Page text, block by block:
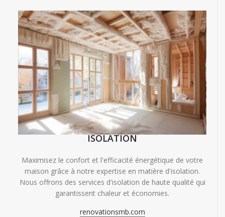
ISOLATION
Maximisez le confort et l'efficacité énergétique de votre
maison grâce à notre expertise en matière d'isolation.
Nous offrons des services d'isolation de haute qualité qui
garantissent chaleur et économies.
renovationsmb.com